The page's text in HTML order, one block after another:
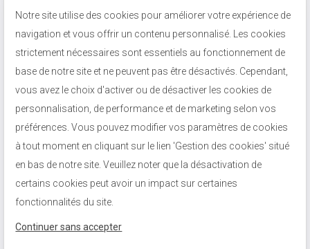
Notre site utilise des cookies pour améliorer votre expérience de
navigation et vous offrir un contenu personnalisé. Les cookies
strictement nécessaires sont essentiels au fonctionnement de
base de notre site et ne peuvent pas être désactivés. Cependant,
vous avez le choix d'activer ou de désactiver les cookies de
personnalisation, de performance et de marketing selon vos
préférences. Vous pouvez modifier vos paramètres de cookies
à tout moment en cliquant sur le lien 'Gestion des cookies' situé
en bas de notre site. Veuillez noter que la désactivation de
certains cookies peut avoir un impact sur certaines
fonctionnalités du site.
Continuer sans accepter